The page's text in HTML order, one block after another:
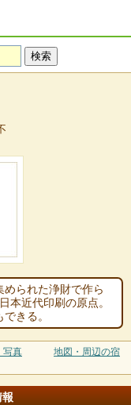
られた浄財で作ら
本近代印刷の原点。
きる。
写真 地図・周辺の宿